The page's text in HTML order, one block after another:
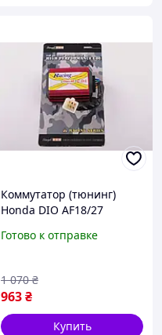
Коммутатор (тюнинг)
Honda DIO AF18/27
Готово к отправке
963₴
1 070 ₴
Купить